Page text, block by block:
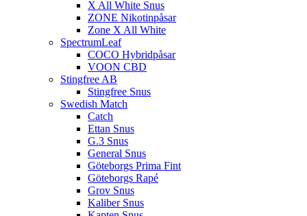
X All White Snus
ZONE Nikotinpåsar
Zone X All White
SpectrumLeaf
COCO Hybridpåsar
VOON CBD
Stingfree AB
Stingfree Snus
Swedish Match
Catch
Ettan Snus
G.3 Snus
General Snus
Göteborgs Prima Fint
Göteborgs Rapé
Grov Snus
Kaliber Snus